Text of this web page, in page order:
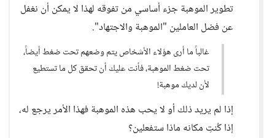
تطوير الموهبة جزء أساسي من تفوقه لهذا لا يمكن أن نغفل
عن فضل العاملين "الموهبة والاجتهاد".
غالباً ما أرى هؤلاء الأشخاص يتم وضعهم تحت ضغط أيضاً،
تحت ضغط الموهبة، فأنت عليك أن تحقق كل ما تستطيع
لأن لديك موهبة!
إذا لم يريد ذلك أو لا يحب هذه الموهبة فهذا الأمر يرجع له،
إذا كُنتِ مكانه ماذا ستفعلين؟